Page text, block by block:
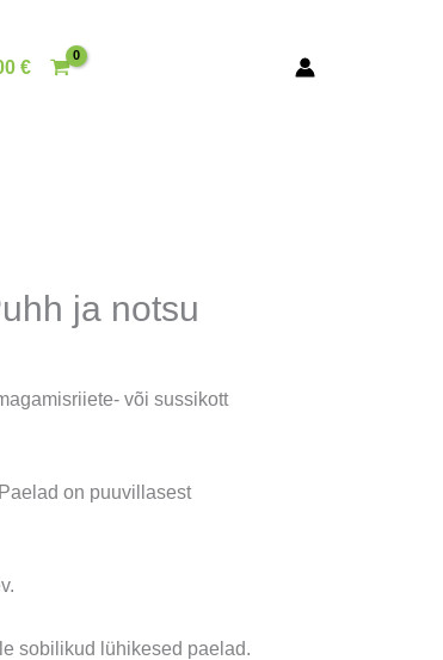
€
ja notsu
või sussikott
on puuvillasest
sobilikud lühikesed paelad.